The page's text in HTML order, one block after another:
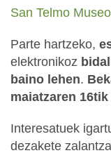
San Telmo
Parte hartzeko,
elektronikoz
baino lehen.
maiatzaren
Interesatuek
dezakete